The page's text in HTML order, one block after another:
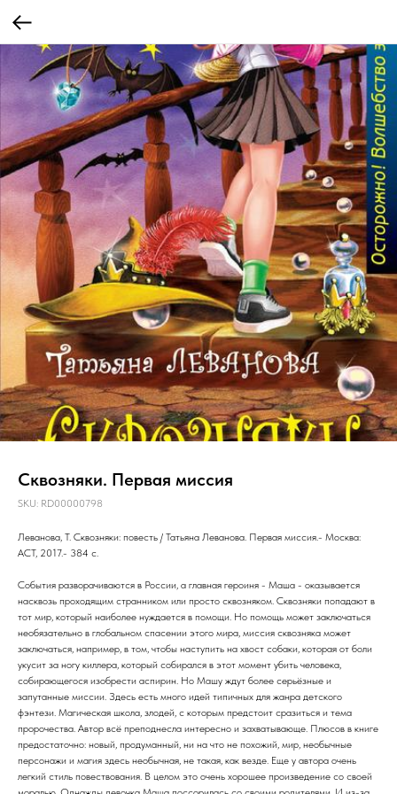
Сквозняки. Первая миссия
SKU: RD00000798
Леванова, Т. Сквозняки: повесть / Татьяна Леванова. Первая миссия.- Москва:
АСТ, 2017.- 384 с.
События разворачиваются в России, а главная героиня - Маша - оказывается
насквозь проходящим странником или просто сквозняком. Сквозняки попадают в
тот мир, который наиболее нуждается в помощи. Но помощь может заключаться
необязательно в глобальном спасении этого мира, миссия сквозняка может
заключаться, например, в том, чтобы наступить на хвост собаки, которая от боли
укусит за ногу киллера, который собирался в этот момент убить человека,
собирающегося изобрести аспирин. Но Машу ждут более серьёзные и
запутанные миссии. Здесь есть много идей типичных для жанра детского
фэнтези. Магическая школа, злодей, с которым предстоит сразиться и тема
пророчества. Автор всё преподнесла интересно и захватывающе. Плюсов в книге
предостаточно: новый, продуманный, ни на что не похожий, мир, необычные
персонажи и магия здесь необычная, не такая, как везде. Еще у автора очень
легкий стиль повествования. В целом это очень хорошее произведение со своей